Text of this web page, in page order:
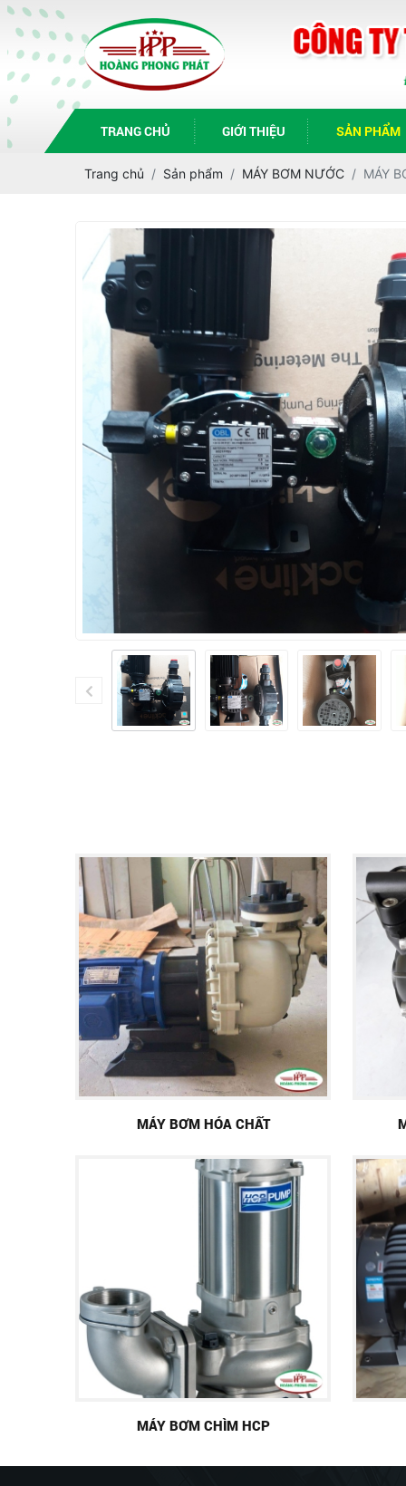
TRANG CHỦ GIỚI THIỆU SẢN PHẨM
Trang chủ Sản phẩm MÁY BƠM NƯỚC MÁY
MÁY BƠM HÓA CHẤT
MÁY BƠM CHÌM HCP